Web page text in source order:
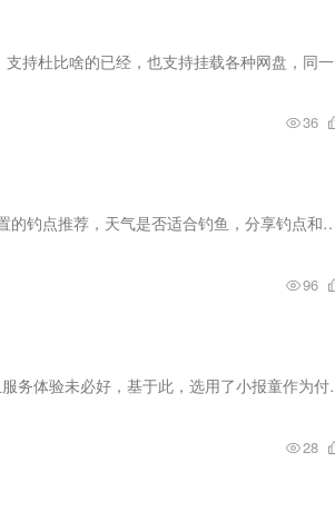
36
一个开发者借助ai辅助开发和ui做个了为钓鱼佬服务的工具小程序（基于地理位置的钓点推荐，天气是否适合钓鱼，分
96
经过多方面工具参考，自建内容推送工具
28